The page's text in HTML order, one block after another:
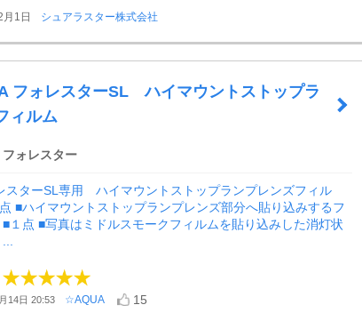
1日 シュアラスター株式会社
フォレスターSL ハイマウントストップラ
ィルム
フォレスター
スターSL専用 ハイマウントストップランプレンズフィル
■ハイマウントストップランプレンズ部分へ貼り込みするフ
■１点 ■写真はミドルスモークフィルムを貼り込みした消灯状
14日 20:53 ☆AQUA 15